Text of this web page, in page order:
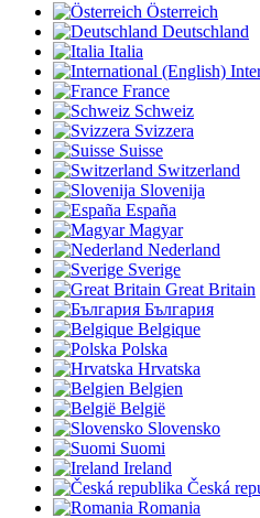
Österreich
Deutschland
Italia
France
Schweiz
Svizzera
Suisse
Switzerland
Slovenija
España
Magyar
Nederland
Sverige
Great Britain
България
Belgique
Polska
Hrvatska
Belgien
België
Slovensko
Suomi
Ireland
Česká
Romania